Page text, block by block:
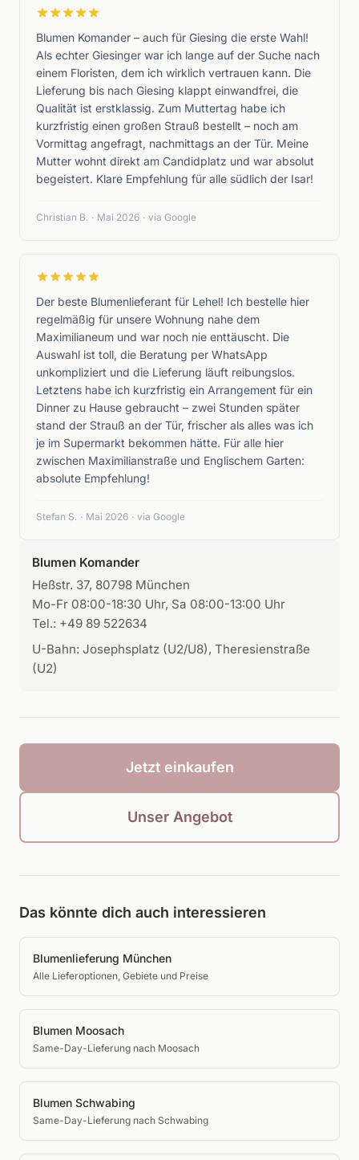
Blumen Komander – auch für Giesing die erste Wahl!
Als echter Giesinger war ich lange auf der Suche nach
einem Floristen, dem ich wirklich vertrauen kann. Die
Lieferung bis nach Giesing klappt einwandfrei, die
Qualität ist erstklassig. Zum Muttertag habe ich
kurzfristig einen großen Strauß bestellt – noch am
Vormittag angefragt, nachmittags an der Tür. Meine
Mutter wohnt direkt am Candidplatz und war absolut
begeistert. Klare Empfehlung für alle südlich der Isar!
Christian B. · Mai 2026 · via Google
Der beste Blumenlieferant für Lehel! Ich bestelle hier
regelmäßig für unsere Wohnung nahe dem
Maximilianeum und war noch nie enttäuscht. Die
Auswahl ist toll, die Beratung per WhatsApp
unkompliziert und die Lieferung läuft reibungslos.
Letztens habe ich kurzfristig ein Arrangement für ein
Dinner zu Hause gebraucht – zwei Stunden später
stand der Strauß an der Tür, frischer als alles was ich
je im Supermarkt bekommen hätte. Für alle hier
zwischen Maximilianstraße und Englischem Garten:
absolute Empfehlung!
Stefan S. · Mai 2026 · via Google
Blumen Komander
Heßstr. 37, 80798 München
Mo-Fr 08:00-18:30 Uhr, Sa 08:00-13:00 Uhr
Tel.: +49 89 522634
U-Bahn: Josephsplatz (U2/U8), Theresienstraße
(U2)
Jetzt einkaufen
Unser Angebot
Das könnte dich auch interessieren
Blumenlieferung München
Alle Lieferoptionen, Gebiete und Preise
Blumen Moosach
Same-Day-Lieferung nach Moosach
Blumen Schwabing
Same-Day-Lieferung nach Schwabing